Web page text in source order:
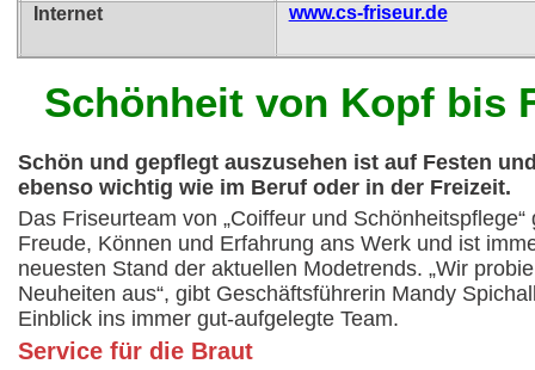
Schön und gepflegt auszusehen ist auf Festen
ebenso wichtig wie im Beruf oder in der
Das Friseurteam von „Coiffeur und Schönheitspflege“
Freude, Können und Erfahrung ans Werk und ist
neuesten Stand der aktuellen Modetrends. „Wir
Neuheiten aus“, gibt Geschäftsführerin Mandy
Einblick ins immer gut-aufgelegte Team.
Service für die Braut
Schönheit von Kopf bis
Internet
www.cs-friseur.de